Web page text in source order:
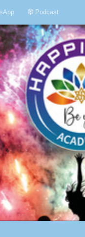
Podcast